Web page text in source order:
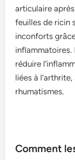
articulaire
feuilles de ricin
inconforts
inflammatoires.
réduire
liées à
rhumatismes.
Comment